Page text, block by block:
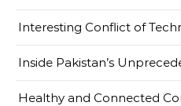
Interesting Conflict of
Inside Pakistan’s
Healthy and Connected